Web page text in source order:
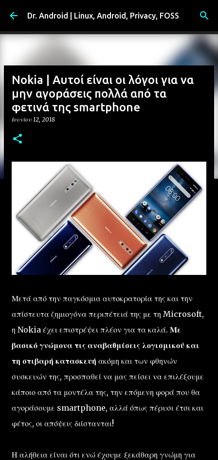
Μετάβαση στο κύριο περιεχόμενο
Dr. Android | Linux, Android, Privacy, FOSS
Nokia | Αυτοί είναι οι λόγοι για να
μην αγοράσεις πολλά από τα
φετινά της smartphone
Ιουνίου 12, 2018
Μετά από την παγκόσμια αυτοκρατορία της και την
απίστευτα ζημιογόνα περιπέτειά της με τη Microsoft,
η Nokia έχει επιστρέψει πλέον για τα καλά. Με
βασικό γνώμονα τις αναβαθμίσεις λογισμικού και
τη στιβαρή κατασκευή ακόμη και των φθηνών
συσκευών της, προσπαθεί να μας πείσει να επιλέξουμε
κάποιο από τα μοντέλα της, την επόμενη φορά που θα
αγοράσουμε smartphone, αλλά όπως πέρυσι έτσι και
φέτος, οι απόψεις διίστανται!
Η αλήθεια είναι ότι ενώ έχουμε ξεκάθαρη γνώμη για